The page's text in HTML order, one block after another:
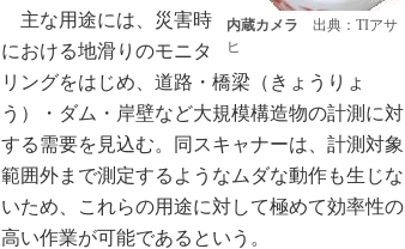
内蔵カメラ 出典：TIアサ
ヒ
主な用途には、災害時
における地滑りのモニタ
リングをはじめ、道路・橋梁（きょうりょ
う）・ダム・岸壁など大規模構造物の計測に対
する需要を見込む。同スキャナーは、計測対象
範囲外まで測定するようなムダな動作も生じな
いため、これらの用途に対して極めて効率性の
高い作業が可能であるという。